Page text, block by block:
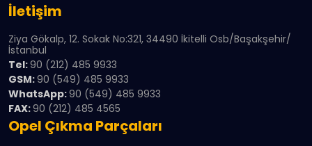
İletişim
Ziya Gökalp, 12. Sokak No:321, 34490 İkitelli Osb/Başakşehir/
İstanbul
Tel:90 (212) 485 9933
GSM:90 (549) 485 9933
WhatsApp:90 (549) 485 9933
FAX:90 (212) 485 4565
Opel Çıkma Parçaları